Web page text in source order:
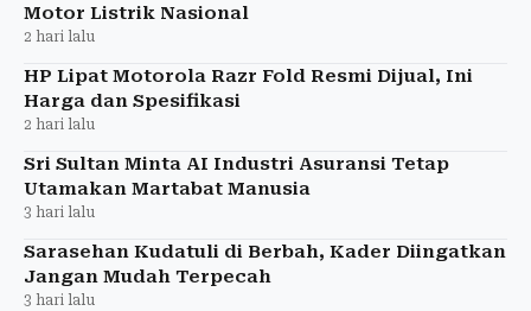
Motor Listrik Nasional
2 hari lalu
HP Lipat Motorola Razr Fold Resmi Dijual, Ini
Harga dan Spesifikasi
2 hari lalu
Sri Sultan Minta AI Industri Asuransi Tetap
Utamakan Martabat Manusia
3 hari lalu
Sarasehan Kudatuli di Berbah, Kader Diingatkan
Jangan Mudah Terpecah
3 hari lalu